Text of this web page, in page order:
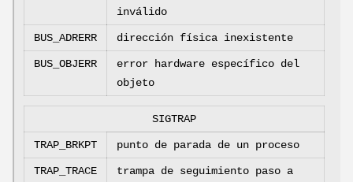
inválido
BUS_ADRERR dirección física inexistente
BUS_OBJERR
error hardware específico del
objeto
SIGTRAP
TRAP_BRKPT punto de parada de un proceso
TRAP_TRACE
trampa de seguimiento paso a